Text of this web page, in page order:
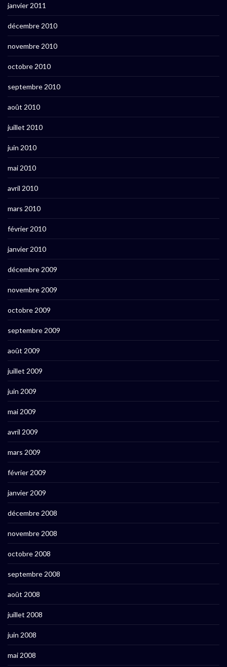
janvier 2011
décembre 2010
novembre 2010
octobre 2010
septembre 2010
août 2010
juillet 2010
juin 2010
mai 2010
avril 2010
mars 2010
février 2010
janvier 2010
décembre 2009
novembre 2009
octobre 2009
septembre 2009
août 2009
juillet 2009
juin 2009
mai 2009
avril 2009
mars 2009
février 2009
janvier 2009
décembre 2008
novembre 2008
octobre 2008
septembre 2008
août 2008
juillet 2008
juin 2008
mai 2008